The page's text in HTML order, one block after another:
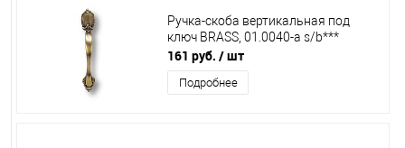
Ручка-скоба вертикальная под
ключ BRASS, 01.0040-а s/b***
161 руб. / шт
Подробнее